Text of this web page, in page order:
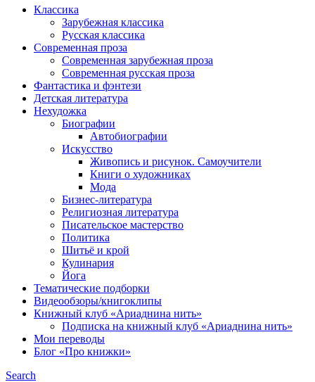
Классика
Зарубежная классика
Русская классика
Современная проза
Современная зарубежная проза
Современная русская проза
Фантастика и фэнтези
Детская литература
Нехудожка
Биографии
Автобиографии
Искусство
Живопись и рисунок. Самоучители
Книги о художниках
Мода
Бизнес-литература
Религиозная литература
Писательское мастерство
Политика
Шитьё и крой
Кулинария
Йога
Тематические подборки
Видеообзоры/книгоклипы
Книжный клуб «Ариаднина нить»
Подписка на книжный клуб «Ариаднина нить»
Мои переводы
Блог «Про книжки»
Search